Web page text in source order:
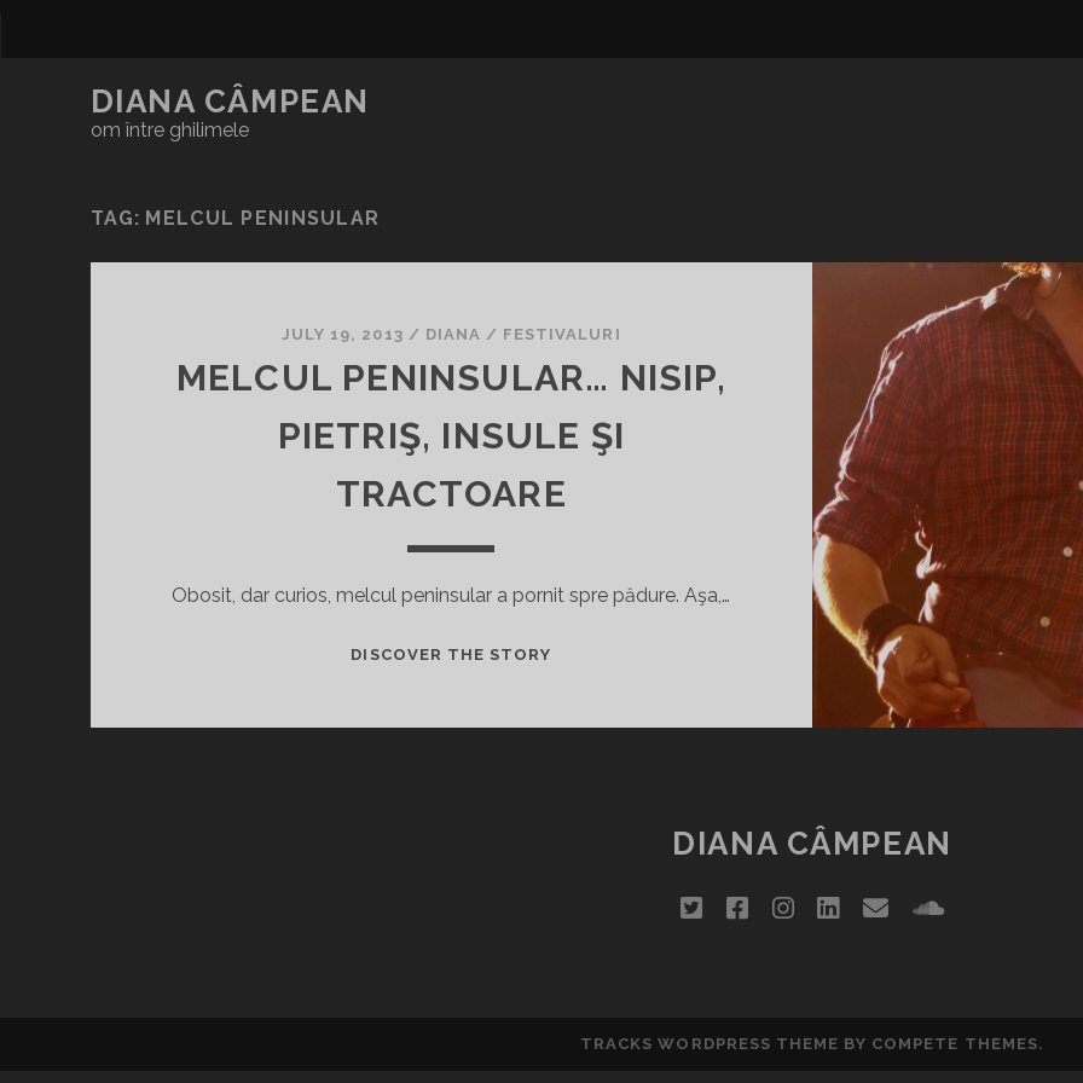
DIANA CÂMPEAN
om între ghilimele
TAG: MELCUL PENINSULAR
JULY 19, 2013 / DIANA / FESTIVALURI
MELCUL PENINSULAR… NISIP,
PIETRIŞ, INSULE ŞI
TRACTOARE
Obosit, dar curios, melcul peninsular a pornit spre pădure. Aşa,…
DISCOVER THE STORY
DIANA CÂMPEAN
twitterfacebookinstagram
linkedin
emailsoundcloud
TRACKS WORDPRESS THEME BY COMPETE THEMES.